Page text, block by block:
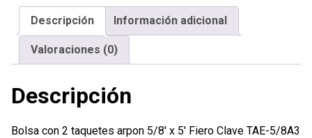
5/8'
5'
Fiero
Descripción Información adicional
Valoraciones (0)
Descripción
Bolsa con 2 taquetes arpon 5/8′ x 5′ Fiero Clave TAE-5/8A3